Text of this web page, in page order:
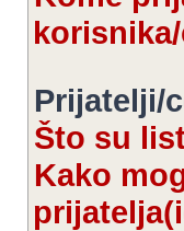
Prijatelji/
Što su
Kako